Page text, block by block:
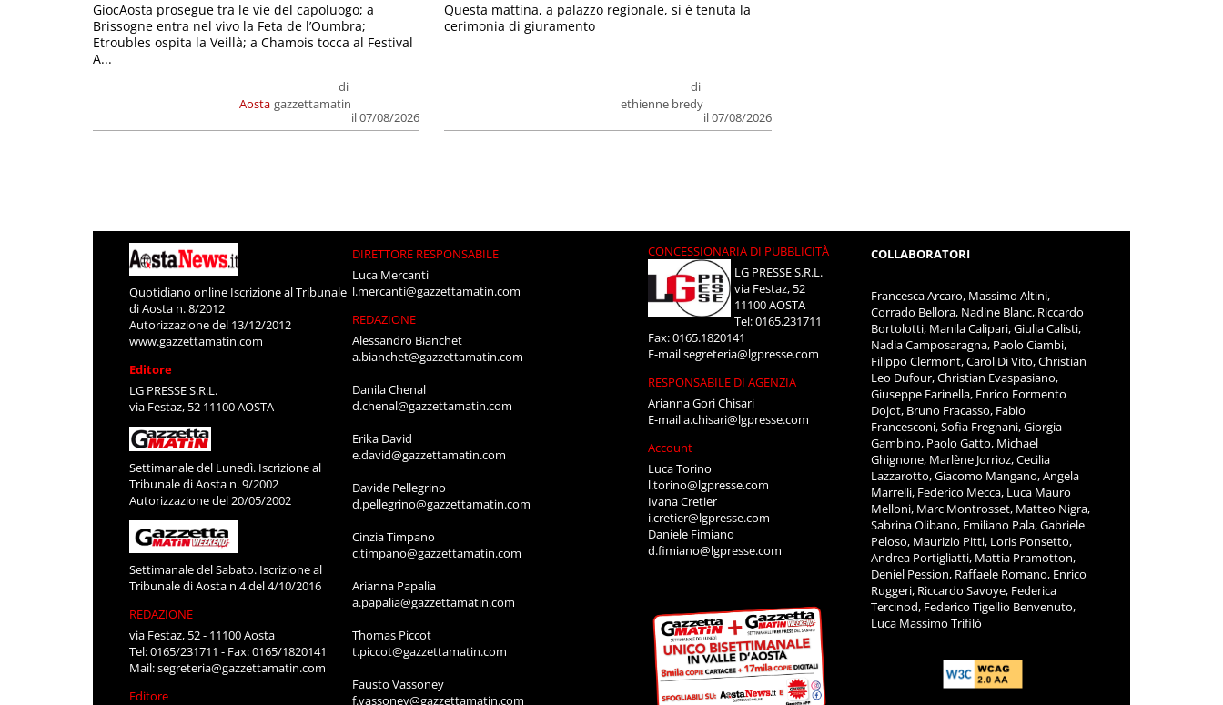
Aosta
di
gazzettamatin
il 07/08/2026
GiocAosta prosegue tra le vie del capoluogo; a
Brissogne entra nel vivo la Feta de l’Oumbra;
Etroubles ospita la Veillà; a Chamois tocca al Festival
A...
di
ethienne bredy
il 07/08/2026
Questa mattina, a palazzo regionale, si è tenuta la
cerimonia di giuramento
Quotidiano online Iscrizione al Tribunale
di Aosta n. 8/2012
Autorizzazione del 13/12/2012
www.gazzettamatin.com
Editore
LG PRESSE S.R.L.
via Festaz, 52 11100 AOSTA
Settimanale del Lunedì. Iscrizione al
Tribunale di Aosta n. 9/2002
Autorizzazione del 20/05/2002
Settimanale del Sabato. Iscrizione al
Tribunale di Aosta n.4 del 4/10/2016
REDAZIONE
via Festaz, 52 - 11100 Aosta
Tel: 0165/231711 - Fax: 0165/1820141
Mail:segreteria@gazzettamatin.com
Editore
DIRETTORE RESPONSABILE
Luca Mercanti
l.mercanti@gazzettamatin.com
REDAZIONE
Alessandro Bianchet
a.bianchet@gazzettamatin.com
Danila Chenal
d.chenal@gazzettamatin.com
Erika David
e.david@gazzettamatin.com
Davide Pellegrino
d.pellegrino@gazzettamatin.com
Cinzia Timpano
c.timpano@gazzettamatin.com
Arianna Papalia
a.papalia@gazzettamatin.com
Thomas Piccot
t.piccot@gazzettamatin.com
Fausto Vassoney
f.vassoney@gazzettamatin.com
CONCESSIONARIA DI PUBBLICITÀ
LG PRESSE S.R.L.
via Festaz, 52
11100 AOSTA
Tel: 0165.231711
Fax: 0165.1820141
E-mailsegreteria@lgpresse.com
RESPONSABILE DI AGENZIA
Arianna Gori Chisari
E-maila.chisari@lgpresse.com
Account
Luca Torino
l.torino@lgpresse.com
Ivana Cretier
i.cretier@lgpresse.com
Daniele Fimiano
d.fimiano@lgpresse.com
COLLABORATORI
Francesca Arcaro, Massimo Altini,
Corrado Bellora, Nadine Blanc, Riccardo
Bortolotti, Manila Calipari, Giulia Calisti,
Nadia Camposaragna, Paolo Ciambi,
Filippo Clermont, Carol Di Vito, Christian
Leo Dufour, Christian Evaspasiano,
Giuseppe Farinella, Enrico Formento
Dojot, Bruno Fracasso, Fabio
Francesconi, Sofia Fregnani, Giorgia
Gambino, Paolo Gatto, Michael
Ghignone, Marlène Jorrioz, Cecilia
Lazzarotto, Giacomo Mangano, Angela
Marrelli, Federico Mecca, Luca Mauro
Melloni, Marc Montrosset, Matteo Nigra,
Sabrina Olibano, Emiliano Pala, Gabriele
Peloso, Maurizio Pitti, Loris Ponsetto,
Andrea Portigliatti, Mattia Pramotton,
Deniel Pession, Raffaele Romano, Enrico
Ruggeri, Riccardo Savoye, Federica
Tercinod, Federico Tigellio Benvenuto,
Luca Massimo Trifilò